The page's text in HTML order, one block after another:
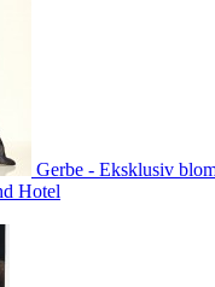
Gerbe - Eksklusiv
Hotel